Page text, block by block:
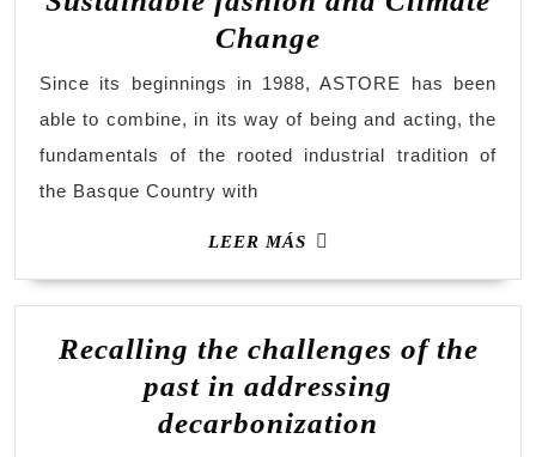
Change
Since its beginnings in 1988, ASTORE has been
able to combine, in its way of being and acting, the
fundamentals of the rooted industrial tradition of
the Basque Country with
LEER MÁS
Recalling the challenges of the
past in addressing
decarbonization